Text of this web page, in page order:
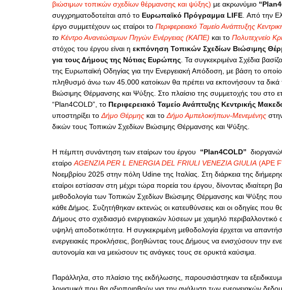
βιώσιμων τοπικών σχεδίων θέρμανσης και ψύξης) με ακρωνύμιο
συγχρηματοδοτείται από το Ευρωπαϊκό Πρόγραμμα LIFE. Από την
έργο συμμετέχουν ως εταίροι το Περιφερειακό Ταμείο Ανάπτυξης
το Κέντρο Ανανεώσιμων Πηγών Ενέργειας (ΚΑΠΕ) και το Πολυτεχνείο
στόχος του έργου είναι η εκπόνηση Τοπικών Σχεδίων Βιώσιμης
για τους Δήμους της Νότιας Ευρώπης. Τα συγκεκριμένα Σχέδια
της Ευρωπαϊκή Οδηγίας για την Ενεργειακή Απόδοση, με βάση το οποίο
πληθυσμό άνω των 45.000 κατοίκων θα πρέπει να εκπονήσουν τα δικά
Βιώσιμης Θέρμανσης και Ψύξης. Στο πλαίσιο της συμμετοχής του στο
“Plan4COLD”, το Περιφερειακό Ταμείο Ανάπτυξης Κεντρικής
υποστηρίξει το Δήμο Θέρμηςκαι το Δήμο Αμπελοκήπων-Μενεμένης
δικών τους Τοπικών Σχεδίων Βιώσιμης Θέρμανσης και Ψύξης.
Η πέμπτη συνάντηση των εταίρων του έργου “Plan4COLD”
εταίρο AGENZIA PER L ENERGIA DEL FRIULI VENEZIA GIULIA(APE
Νοεμβρίου 2025 στην πόλη Udine της Ιταλίας. Στη διάρκεια της
εταίροι εστίασαν στη μέχρι τώρα πορεία του έργου, δίνοντας ιδιαίτερη
μεθοδολογία των Τοπικών Σχεδίων Βιώσιμης Θέρμανσης και Ψύξης
κάθε Δήμος. Συζητήθηκαν εκτενώς οι κατευθύνσεις και οι οδηγίες που
Δήμους στο σχεδιασμό ενεργειακών λύσεων με χαμηλό
υψηλή αποδοτικότητα. Η συγκεκριμένη μεθοδολογία έρχεται να
ενεργειακές προκλήσεις, βοηθώντας τους Δήμους να ενισχύσουν την
αυτονομία και να μειώσουν τις ανάγκες τους σε ορυκτά καύσιμα.
Παράλληλα, στο πλαίσιο της εκδήλωσης, παρουσιάστηκαν τα